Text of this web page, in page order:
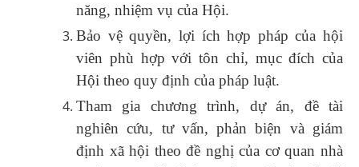
năng, nhiệm vụ của Hội.
Bảo vệ quyền, lợi ích hợp pháp của hội
viên phù hợp với tôn chỉ, mục đích của
Hội theo quy định của pháp luật.
Tham gia chương trình, dự án, đề tài
nghiên cứu, tư vấn, phản biện và giám
định xã hội theo đề nghị của cơ quan nhà